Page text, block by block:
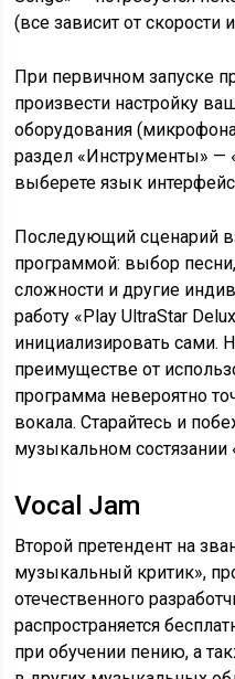
(все зависит от скорости
При первичном запуске
произвести настройку
оборудования
раздел «Инструменты» —
выберете язык
Последующий сценарий
программой: выбор
сложности и другие
работу «Play UltraStar
инициализировать сами.
преимуществе от
программа невероятно
вокала. Старайтесь и
музыкальном состязании
Vocal Jam
Второй претендент на
музыкальный критик»,
отечественного
распространяется
при обучении пению, а